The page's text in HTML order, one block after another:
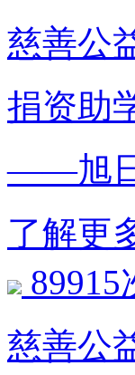
慈善公
捐资助
——旭日
了解更
89915
慈善公